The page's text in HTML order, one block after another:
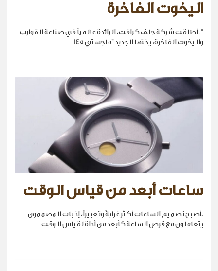
اليخوت الفاخرة
". أطلقت شركة جلف كرافت، الرائدة عالمياً في صناعة القوارب
واليخوت الفاخرة، يختها الجديد "ماجستي 145
ساعات أبعد من قياس الوقت
.أصبح تصميم الساعات أكثر غرابةً وتعبيراً، إذ بات المصممون
يتعاملون مع قرص الساعة كأبعد من أداة لقياس الوقت